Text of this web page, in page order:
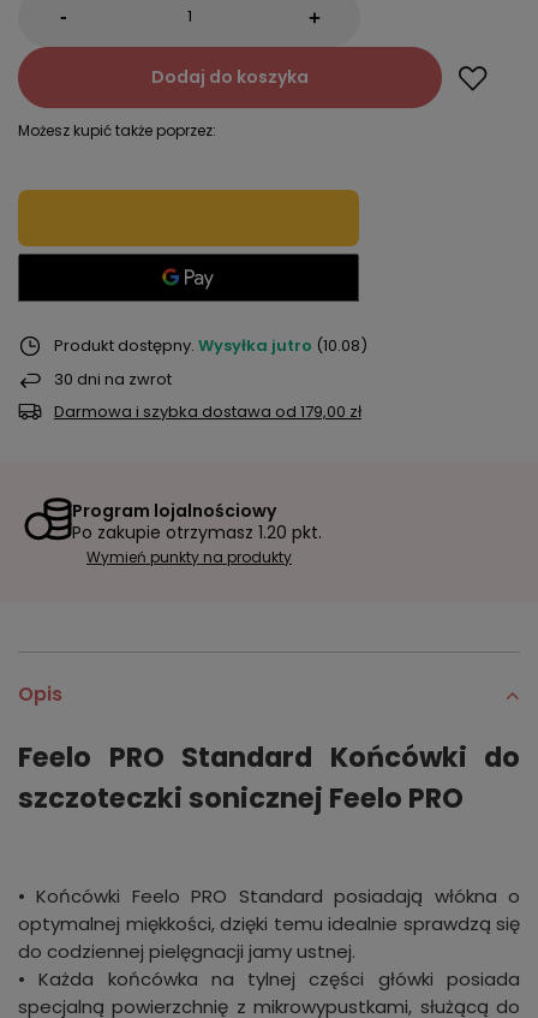
- +
Dodaj do koszyka
Możesz kupić także poprzez:
Produkt dostępny Wysyłka jutro (10.08)
30 dni na zwrot
Darmowa i szybka dostawa od 179,00 zł
Program lojalnościowy
Po zakupie otrzymasz 1.20 pkt.
Wymień punkty na produkty
Opis
Feelo PRO Standard Końcówki do
szczoteczki sonicznej Feelo PRO
• Końcówki Feelo PRO Standard posiadają włókna o
optymalnej miękkości, dzięki temu idealnie sprawdzą się
do codziennej pielęgnacji jamy ustnej.
• Każda końcówka na tylnej części główki posiada
specjalną powierzchnię z mikrowypustkami, służącą do